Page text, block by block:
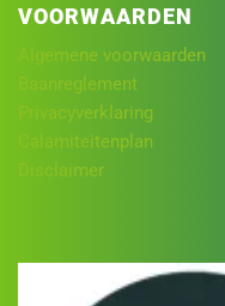
VOORWAARDEN
Algemene voorwaarden
Baanreglement
Privacyverklaring
Calamiteitenplan
Disclaimer